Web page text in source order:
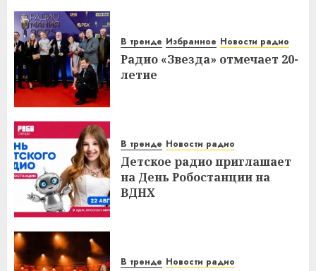
В тренде Избранное Новости радио
Радио «Звезда» отмечает 20-
летие
В тренде Новости радио
Детское радио приглашает
на День Робостанции на
ВДНХ
В тренде Новости радио